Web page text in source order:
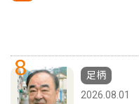
8
足柄
2026.08.01